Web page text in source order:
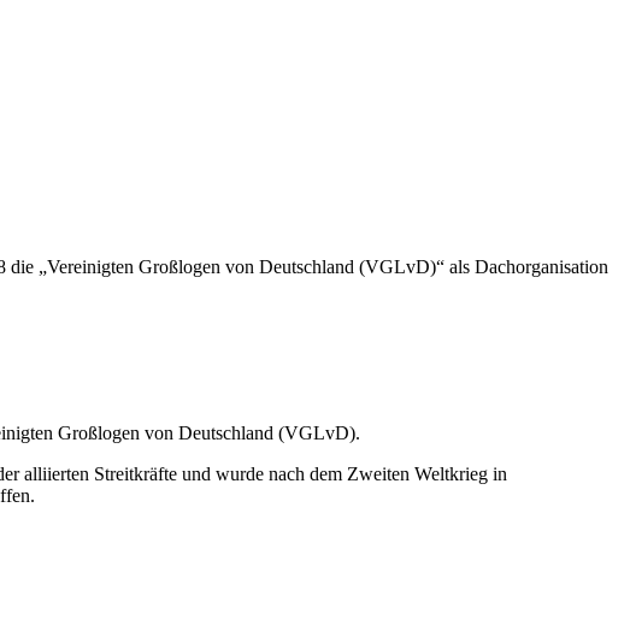
„Vereinigten Großlogen von Deutschland (VGLvD)“ als Dachorganisation
Großlogen von Deutschland (VGLvD).
alliierten Streitkräfte und wurde nach dem Zweiten Weltkrieg in